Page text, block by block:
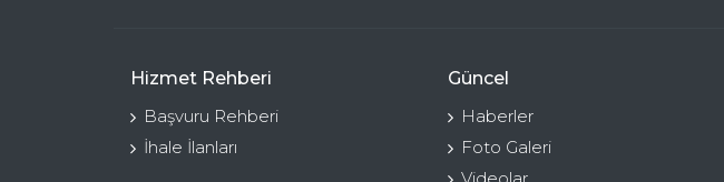
Hizmet Rehberi
Başvuru Rehberi
İhale İlanları
Güncel
Haberler
Foto Galeri